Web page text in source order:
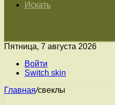
Искать
Пятница, 7 августа 2026
Войти
Switch skin
Главная/свеклы